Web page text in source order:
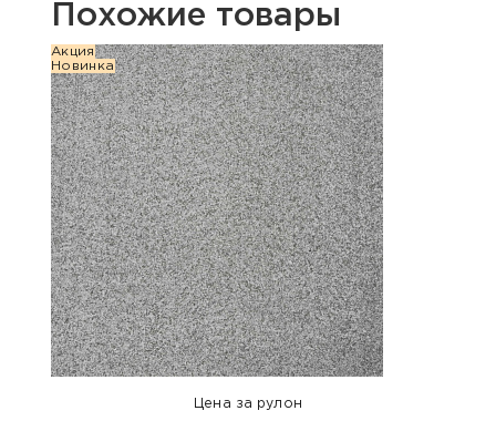
Похожие товары
Акция
Новинка
Цена за рулон